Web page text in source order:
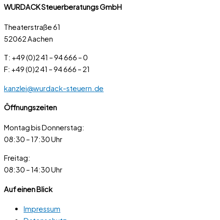
WURDACK Steuerberatungs GmbH
Theaterstraße 61
52062 Aachen
T: +49 (0)2 41 – 94 666 – 0
F: +49 (0)2 41 – 94 666 – 21
kanzlei@wurdack-steuern.de
Öffnungszeiten
Montag bis Donnerstag:
08:30 – 17:30 Uhr
Freitag:
08:30 – 14:30 Uhr
Auf einen Blick
Impressum